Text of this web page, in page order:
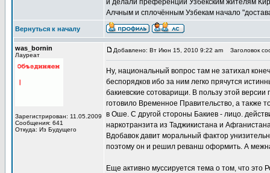
и делали преференции Узбекским жителям
Алчным и сплочённым Узбекам начало
Вернуться к началу
was_bornin
Лауреат
Зарегистрирован: 11.05.2009
Сообщения: 641
Откуда: Из Будущего
Добавлено: Вт Июн 15, 2010 9:22 am Заголовок
Ну, национальный вопрос там не затихал
беспорядков ибо за ним легко прячутся
бакиевские сотоварищи. В пользу этой
готовило Временное Правительство, а также
в Оше. С другой стороны Бакиев - лицо.
наркотранзита из Таджикистана и
Вдобавок давит моральный фактор
поэтому он и решил реванш оформить. А
Еще активно муссируется тема о том, что это